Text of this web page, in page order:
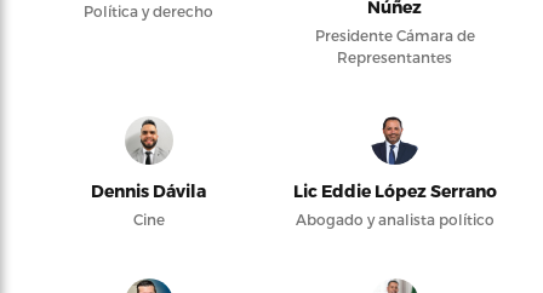
Política y derecho
Núñez
Presidente Cámara de
Representantes
Dennis Dávila
Cine
Lic Eddie López Serrano
Abogado y analista político